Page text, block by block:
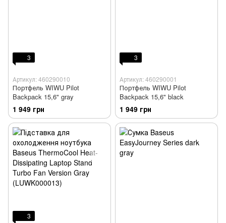
3
Артикул: 460290010
Портфель WIWU Pilot
Backpack 15,6" gray
1 949 грн
3
Артикул: 460290001
Портфель WIWU Pilot
Backpack 15,6" black
1 949 грн
3